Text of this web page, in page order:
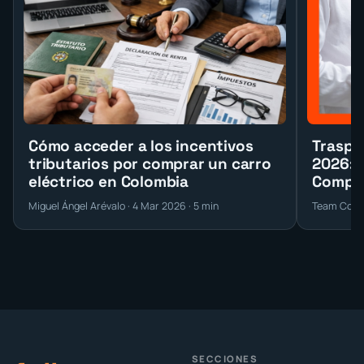
Cómo acceder a los incentivos
tributarios por comprar un carro
eléctrico en Colombia
Miguel Ángel Arévalo · 4 Mar 2026 · 5 min
2026:
Team
SECCIONES